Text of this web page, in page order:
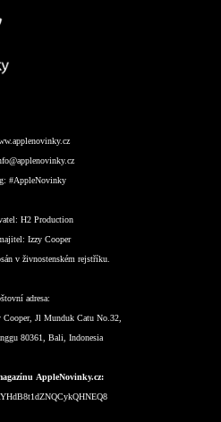
#AppleNovinky
H2 Production
Izzy Cooper
v živnostenském rejstříku.
adresa:
Cooper, Jl Munduk Catu No.32,
80361, Bali, Indonesia
AppleNovinky.cz: